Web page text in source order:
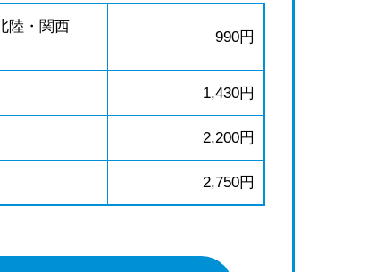
陸・関西
990円
1,430円
2,200円
2,750円